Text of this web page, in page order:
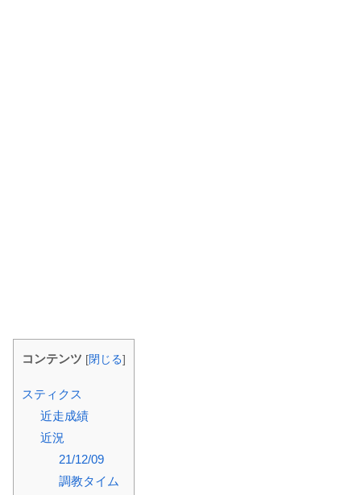
コンテンツ [閉じる]
スティクス
近走成績
近況
21/12/09
調教タイム